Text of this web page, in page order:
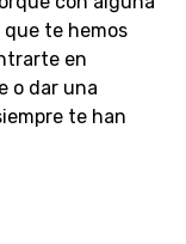
que te hemos
en
o dar una
te han